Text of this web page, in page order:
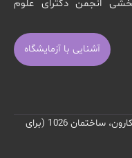
نهاد اعتباربخشی انجمن دکترای علوم
آشنایی با آزمایشگاه
تهران، تقاطع خیابان امام خمینی و کارون، ساختمان 1026 (برای